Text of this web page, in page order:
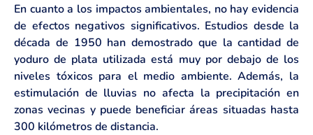
En cuanto a los impactos ambientales, no hay evidencia
de efectos negativos significativos. Estudios desde la
década de 1950 han demostrado que la cantidad de
yoduro de plata utilizada está muy por debajo de los
niveles tóxicos para el medio ambiente. Además, la
estimulación de lluvias no afecta la precipitación en
zonas vecinas y puede beneficiar áreas situadas hasta
300 kilómetros de distancia.